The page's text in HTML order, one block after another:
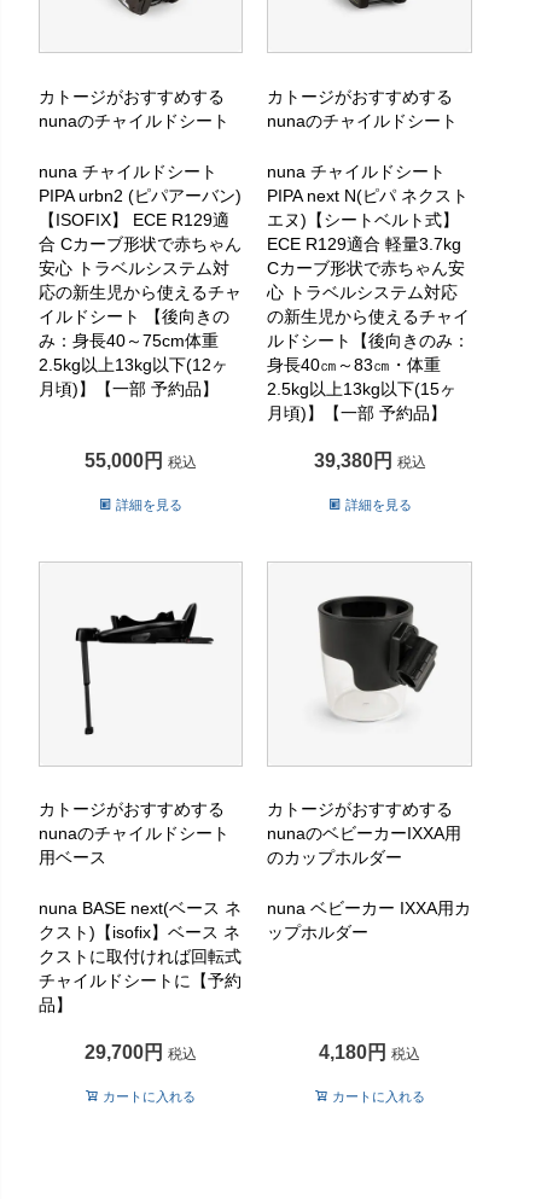
カトージがおすすめする
nunaのチャイルドシート
nuna チャイルドシート
PIPA urbn2 (ピパアーバン)
【ISOFIX】 ECE R129適
合 Cカーブ形状で赤ちゃん
安心 トラベルシステム対
応の新生児から使えるチャ
イルドシート 【後向きの
み：身長40～75cm体重
2.5kg以上13kg以下(12ヶ
月頃)】【一部 予約品】
55,000 税込
詳細を見る
カトージがおすすめする
nunaのチャイルドシート
nuna チャイルドシート
PIPA next N(ピパ ネクスト
エヌ)【シートベルト式】
ECE R129適合 軽量3.7kg
Cカーブ形状で赤ちゃん安
心 トラベルシステム対応
の新生児から使えるチャイ
ルドシート【後向きのみ：
身長40㎝～83㎝・体重
2.5kg以上13kg以下(15ヶ
月頃)】【一部 予約品】
39,380 税込
詳細を見る
カトージがおすすめする
nunaのチャイルドシート
用ベース
nuna BASE next(ベース ネ
クスト)【isofix】ベース ネ
クストに取付ければ回転式
チャイルドシートに【予約
品】
29,700 税込
カートに入れる
カトージがおすすめする
nunaのベビーカーIXXA用
のカップホルダー
nuna ベビーカー IXXA用カ
ップホルダー
4,180 税込
カートに入れる